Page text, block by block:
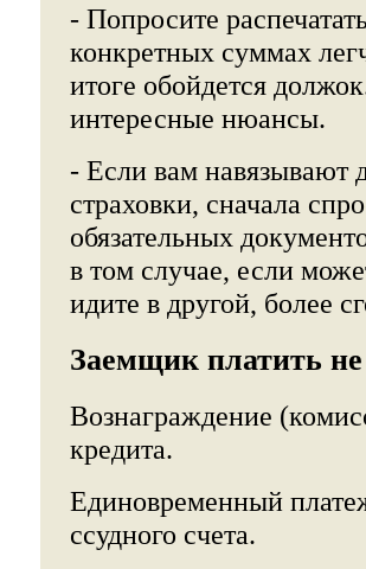
- Попросите
конкретных суммах
итоге обойдется
интересные нюансы.
- Если вам навязывают
страховки, сначала
обязательных
в том случае, если
идите в другой, более
Заемщик платить не
Вознаграждение
кредита.
Единовременный
ссудного счета.